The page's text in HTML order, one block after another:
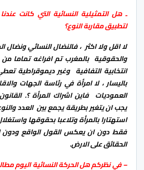
ـ هل التمثيلية النسائية التي كانت
لتطبيق مقاربة النوع؟
لا اقل ولا اكثر ، فالنضال النسائي ونضال
والحقوقية بالمغرب تم افراغه تماما
انتخابية التفافية وغير ديموقراطية
باليسار ، لا امرأة في رئاسة الجهات
العموديات فاين اشراك المرأة ؟.
يجب ان يتغير بطريقة يجمع بين العدد
استهتارا بالمرأة وتلاعبا بحقوقها
فقط دون ان يعكس القول الواقع ودون
الحقائق على الارض.
–في نظركم هل الحركة النسائية اليوم